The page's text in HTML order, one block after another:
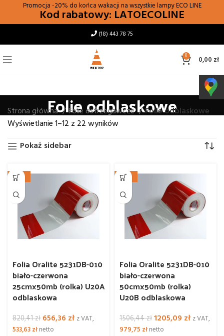
Promocja -20% do końca wakacji na wszystkie lampyECO LINE
Kod rabatowy: LATOECOLINE
(18) 443 78 75
0 0,00 zł
Folie odblaskowe
Strona główna Folie ostrzegawcze
Folie odblaskowe
Wyświetlanie 1–12 z 22 wyników
Pokaż sidebar
-20%
Folia Oralite 5231DB-010
biało-czerwona
25cmx50mb (rolka) U20A
odblaskowa
820,41zł Pierwotna
cena
656,36 złAktualna
z VAT,
533,63złnetto
-20%
Folia Oralite 5231DB-010
biało-czerwona
50cmx50mb (rolka)
U20B odblaskowa
1506,44złPierwotna
cena
1205,09 złAktualna
z VAT,
979,75 złnetto